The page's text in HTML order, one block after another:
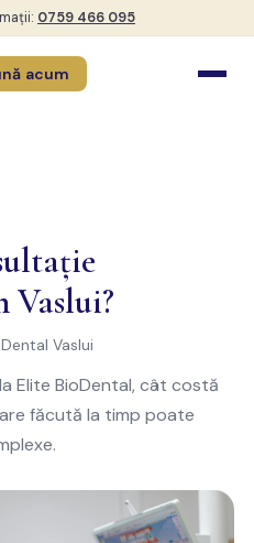
0759 466 095
acum
Vaslui?
Vaslui
Elite BioDental, cât costă
făcută la timp poate